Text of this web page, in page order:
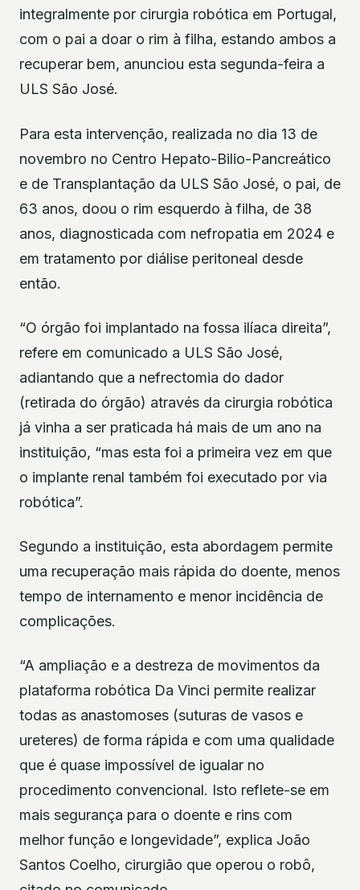
integralmente por cirurgia robótica em Portugal,
com o pai a doar o rim à filha, estando ambos a
recuperar bem, anunciou esta segunda-feira a
ULS São José.
Para esta intervenção, realizada no dia 13 de
novembro no Centro Hepato-Bilio-Pancreático
e de Transplantação da ULS São José, o pai, de
63 anos, doou o rim esquerdo à filha, de 38
anos, diagnosticada com nefropatia em 2024 e
em tratamento por diálise peritoneal desde
então.
“O órgão foi implantado na fossa ilíaca direita”,
refere em comunicado a ULS São José,
adiantando que a nefrectomia do dador
(retirada do órgão) através da cirurgia robótica
já vinha a ser praticada há mais de um ano na
instituição, “mas esta foi a primeira vez em que
o implante renal também foi executado por via
robótica”.
Segundo a instituição, esta abordagem permite
uma recuperação mais rápida do doente, menos
tempo de internamento e menor incidência de
complicações.
“A ampliação e a destreza de movimentos da
plataforma robótica Da Vinci permite realizar
todas as anastomoses (suturas de vasos e
ureteres) de forma rápida e com uma qualidade
que é quase impossível de igualar no
procedimento convencional. Isto reflete-se em
mais segurança para o doente e rins com
melhor função e longevidade”, explica João
Santos Coelho, cirurgião que operou o robô,